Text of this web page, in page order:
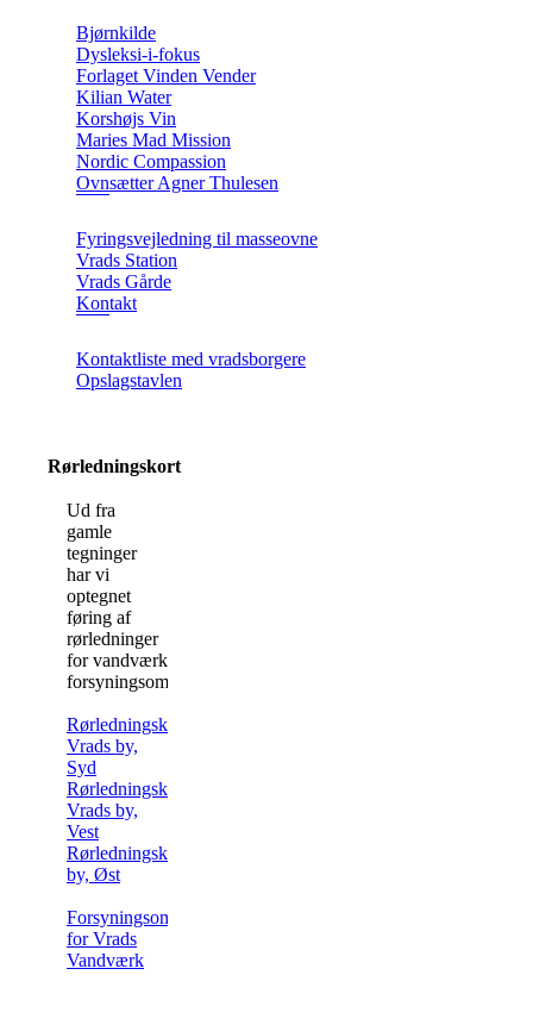
Bjørnkilde
Dysleksi-i-fokus
Forlaget Vinden Vender
Kilian Water
Korshøjs Vin
Maries Mad Mission
Nordic Compassion
Ovnsætter Agner Thulesen
Fyringsvejledning til masseovne
Vrads Station
Vrads Gårde
Kontakt
Kontaktliste med vradsborgere
Opslagstavlen
Rørledningskort
Ud fra
gamle
tegninger
har vi
optegnet
føring af
rørledninger
for vandværkets
forsyningsområde.
Rørledningskort
Vrads by,
Syd
Rørledningskort
Vrads by,
Vest
Rørledningskort Vrads
by, Øst
Forsyningsområde
for Vrads
Vandværk